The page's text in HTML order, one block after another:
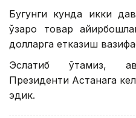
Бугунги кунда икки
ўзаро товар
долларга етказиш
Эслатиб ўтамиз,
Президенти Астанага
эдик.